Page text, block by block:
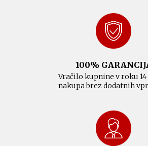
100%
Vračilo kupnine v roku 14
nakupa brez dodatnih